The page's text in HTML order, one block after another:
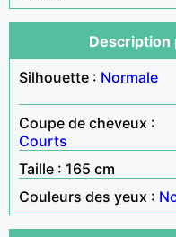
Description
Silhouette : Normale
Coupe de cheveux :
Courts
Taille : 165 cm
Couleurs des yeux :